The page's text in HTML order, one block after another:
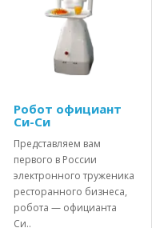
Робот официант
Си-Си
Представляем вам
первого в России
электронного труженика
ресторанного бизнеса,
робота — официанта
Си..